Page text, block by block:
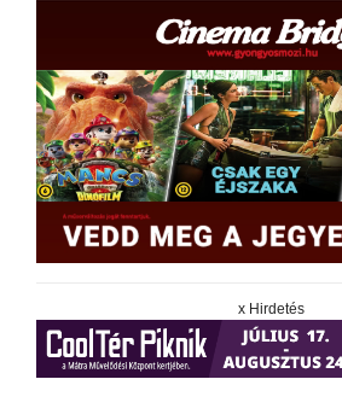
x Hirdetés